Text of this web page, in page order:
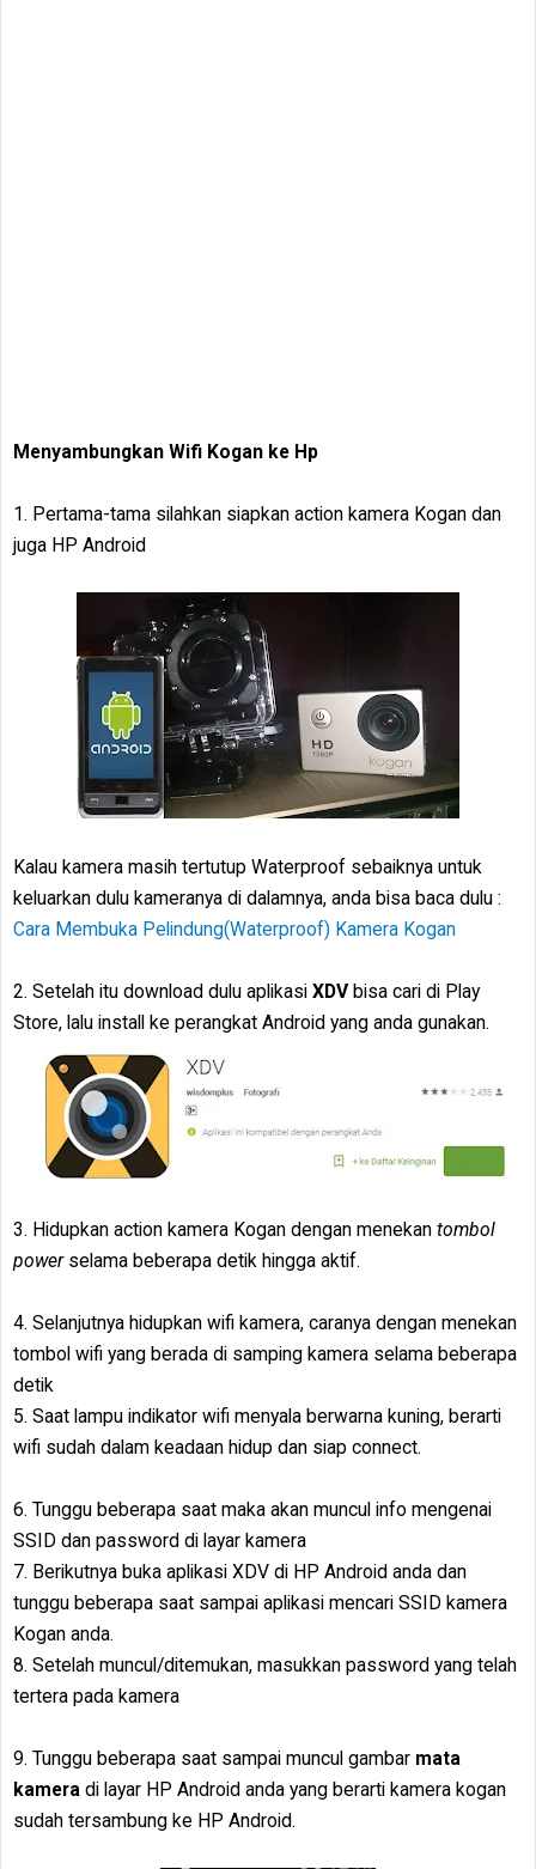
Menyambungkan Wifi Kogan ke Hp
1. Pertama-tama silahkan siapkan action kamera Kogan dan
juga HP Android
Kalau kamera masih tertutup Waterproof sebaiknya untuk
keluarkan dulu kameranya di dalamnya, anda bisa baca dulu :
Cara Membuka Pelindung(Waterproof) Kamera Kogan
2. Setelah itu download dulu aplikasi XDV bisa cari di Play
Store, lalu install ke perangkat Android yang anda gunakan.
3. Hidupkan action kamera Kogan dengan menekan tombol
powerselama beberapa detik hingga aktif.
4. Selanjutnya hidupkan wifi kamera, caranya dengan menekan
tombol wifi yang berada di samping kamera selama beberapa
detik
5. Saat lampu indikator wifi menyala berwarna kuning, berarti
wifi sudah dalam keadaan hidup dan siap connect.
6. Tunggu beberapa saat maka akan muncul info mengenai
SSID dan password di layar kamera
7. Berikutnya buka aplikasi XDV di HP Android anda dan
tunggu beberapa saat sampai aplikasi mencari SSID kamera
Kogan anda.
8. Setelah muncul/ditemukan, masukkan password yang telah
tertera pada kamera
9. Tunggu beberapa saat sampai muncul gambar mata
kamera di layar HP Android anda yang berarti kamera kogan
sudah tersambung ke HP Android.